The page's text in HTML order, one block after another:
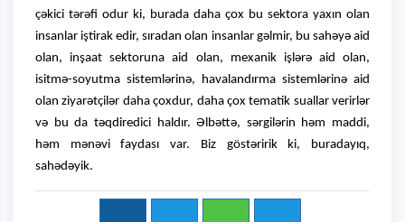
çəkici tərəfi odur ki, burada daha çox bu sektora yaxın olan
insanlar iştirak edir, sıradan olan insanlar gəlmir, bu sahəyə aid
olan, inşaat sektoruna aid olan, mexanik işlərə aid olan,
isitmə-soyutma sistemlərinə, havalandırma sistemlərinə aid
olan ziyarətçilər daha çoxdur, daha çox tematik suallar verirlər
və bu da təqdiredici haldır. Əlbəttə, sərgilərin həm maddi,
həm mənəvi faydası var. Biz göstəririk ki, buradayıq,
sahədəyik.